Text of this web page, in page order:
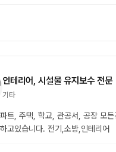
인테리어, 시설물 유지보수 전문
기타
트, 주택, 학교, 관공서, 공장 모
고있습니다. 전기,소방,인테리어